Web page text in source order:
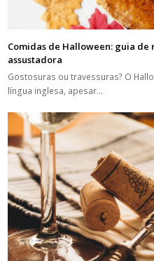
Comidas de Halloween: guia
assustadora
Gostosuras ou travessuras? O
língua inglesa, apesar…